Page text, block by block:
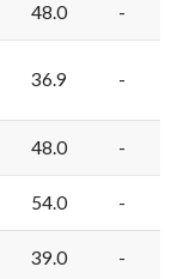
48.0 -
36.9 -
48.0 -
54.0 -
39.0 -